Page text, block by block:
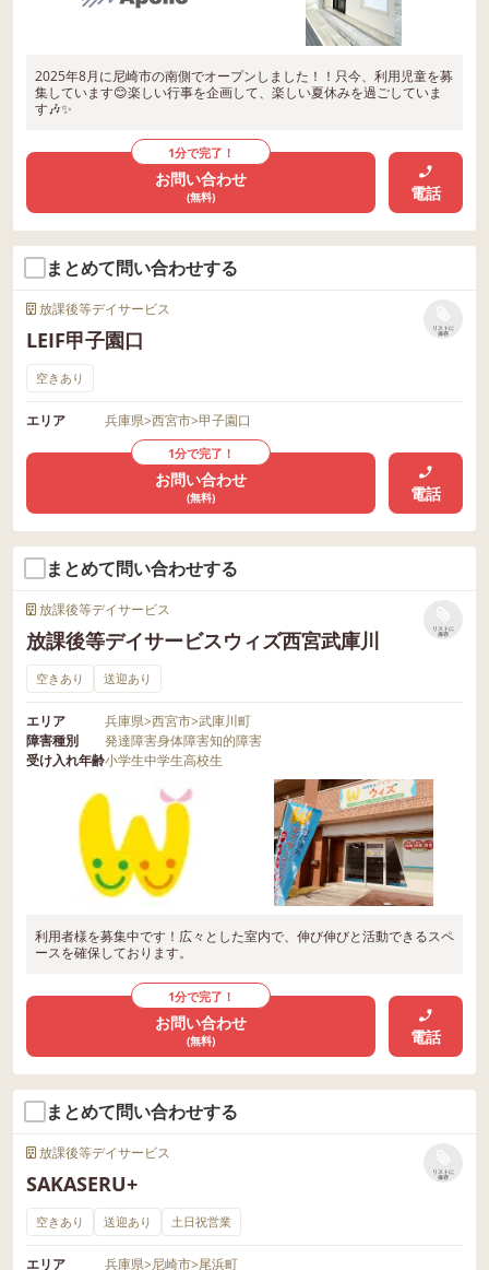
2025年8月に尼崎市の南側でオープンしました！！只今、利用児童を募
集しています😊楽しい行事を企画して、楽しい夏休みを過ごしていま
す🎶✨
1分で完了！
お問い合わせ
(無料) 電話
まとめて問い合わせする
放課後等デイサービス
LEIF甲子園口
リストに
保存
空きあり
エリア 兵庫県>西宮市>甲子園口
1分で完了！
お問い合わせ
(無料) 電話
まとめて問い合わせする
放課後等デイサービス
放課後等デイサービスウィズ西宮武庫川
リストに
保存
空きあり 送迎あり
エリア 兵庫県>西宮市>武庫川町
障害種別
発達障害身体障害知的障害
受け入れ年齢小学生中学生高校生
利用者様を募集中です！広々とした室内で、伸び伸びと活動できるスペ
ースを確保しております。
1分で完了！
お問い合わせ
(無料) 電話
まとめて問い合わせする
放課後等デイサービス
SAKASERU+
リストに
保存
空きあり 送迎あり 土日祝営業
エリア 兵庫県>尼崎市>尾浜町